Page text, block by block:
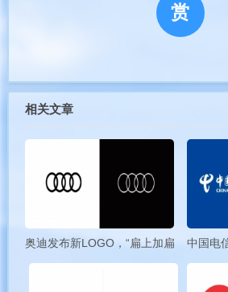
制。设计灵感源自牛顿在苹果树下领悟引力
于科技创新。然而，这个LOGO复杂难记，
乔布斯认为旧LOGO过于复杂，难以传播
来了彩虹LOGO，虽然意义不及前者深远，
赏
相关文章
奥迪发布新LOGO，“扁上加扁”！中国电